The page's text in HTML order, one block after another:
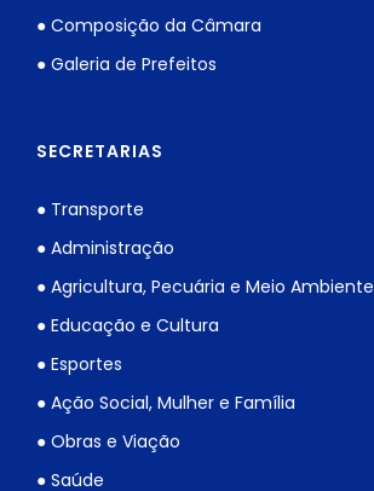
● Composição da Câmara
● Galeria de Prefeitos
SECRETARIAS
● Transporte
● Administração
● Agricultura, Pecuária e Meio Ambiente
● Educação e Cultura
● Esportes
● Ação Social, Mulher e Família
● Obras e Viação
● Saúde